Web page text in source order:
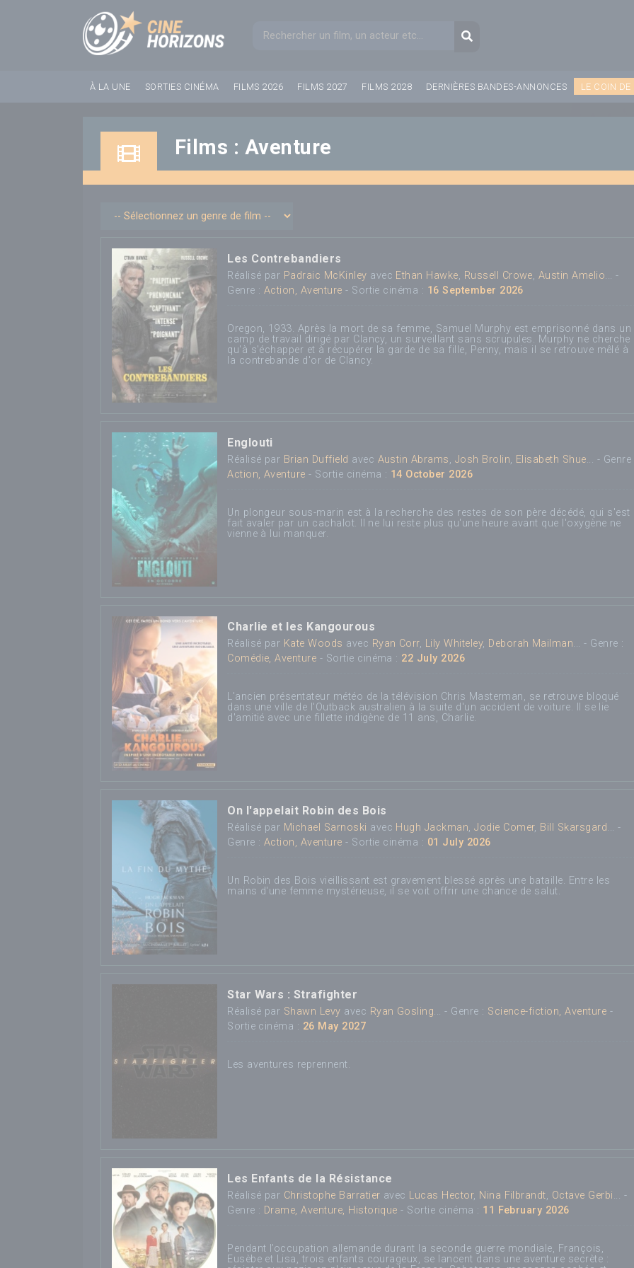
Formulaire de rechercheRecherche
À LA UNE SORTIES CINÉMA FILMS 2026 FILMS 2027 FILMS 2028 DERNIÈRES BANDES-ANNONCES LE COIN DE
Films : Aventure
Les Contrebandiers
Réalisé par Padraic McKinley avec Ethan Hawke, Russell Crowe, Austin Amelio... -
Genre : Action, Aventure - Sortie cinéma : 16 September 2026
Oregon, 1933. Après la mort de sa femme, Samuel Murphy est emprisonné dans un
camp de travail dirigé par Clancy, un surveillant sans scrupules. Murphy ne cherche
qu'à s'échapper et à récupérer la garde de sa fille, Penny, mais il se retrouve mêlé à
la contrebande d'or de Clancy.
Englouti
Réalisé par Brian Duffield avec Austin Abrams, Josh Brolin, Elisabeth Shue... - Genre
Action, Aventure - Sortie cinéma : 14 October 2026
Un plongeur sous-marin est à la recherche des restes de son père décédé, qui s'est
fait avaler par un cachalot. Il ne lui reste plus qu'une heure avant que l'oxygène ne
vienne à lui manquer.
Charlie et les Kangourous
Réalisé par Kate Woods avec Ryan Corr, Lily Whiteley, Deborah Mailman... - Genre :
Comédie, Aventure - Sortie cinéma : 22 July 2026
L'ancien présentateur météo de la télévision Chris Masterman, se retrouve bloqué
dans une ville de l'Outback australien à la suite d'un accident de voiture. Il se lie
d'amitié avec une fillette indigène de 11 ans, Charlie.
On l'appelait Robin des Bois
Réalisé par Michael Sarnoski avec Hugh Jackman,Jodie Comer, Bill Skarsgard... -
Genre : Action, Aventure - Sortie cinéma : 01 July 2026
Un Robin des Bois vieillissant est gravement blessé après une bataille. Entre les
mains d'une femme mystérieuse, il se voit offrir une chance de salut.
Star Wars : Strafighter
Réalisé par Shawn Levy avec Ryan Gosling... - Genre : Science-fiction, Aventure -
Sortie cinéma : 26 May 2027
Les aventures reprennent.
Les Enfants de la Résistance
Réalisé par Christophe Barratier avec Lucas Hector, Nina Filbrandt, Octave Gerbi... -
Genre : Drame, Aventure, Historique - Sortie cinéma : 11 February 2026
Pendant l’occupation allemande durant la seconde guerre mondiale, François,
Eusèbe et Lisa, trois enfants courageux, se lancent dans une aventure secrète :
Panneau de gestion des cookies